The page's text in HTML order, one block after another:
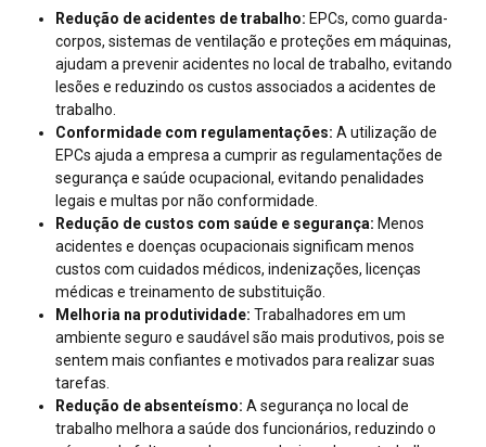
Redução de acidentes de trabalho: EPCs, como guarda-
corpos, sistemas de ventilação e proteções em máquinas,
ajudam a prevenir acidentes no local de trabalho, evitando
lesões e reduzindo os custos associados a acidentes de
trabalho.
Conformidade com regulamentações: A utilização de
EPCs ajuda a empresa a cumprir as regulamentações de
segurança e saúde ocupacional, evitando penalidades
legais e multas por não conformidade.
Redução de custos com saúde e segurança: Menos
acidentes e doenças ocupacionais significam menos
custos com cuidados médicos, indenizações, licenças
médicas e treinamento de substituição.
Melhoria na produtividade: Trabalhadores em um
ambiente seguro e saudável são mais produtivos, pois se
sentem mais confiantes e motivados para realizar suas
tarefas.
Redução de absenteísmo: A segurança no local de
trabalho melhora a saúde dos funcionários, reduzindo o